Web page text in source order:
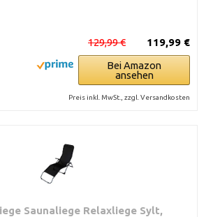
119,99 €
129,99 €
Bei Amazon
ansehen
Preis inkl. MwSt., zzgl. Versandkosten
Saunaliege Relaxliege Sylt,